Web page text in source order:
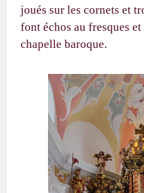
joués sur les cornets et
font échos au fresques
chapelle baroque.